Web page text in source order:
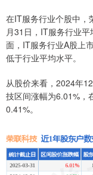
在IT服务行业个股中，
月31日，IT服务行业
面，IT服务行业A股上
低于行业平均水平。
从股价来看，2024年
技区间涨幅为6.01%，
0.41%。